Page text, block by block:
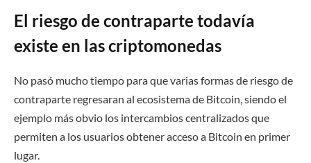
El riesgo de contraparte todavía
existe en las criptomonedas
No pasó mucho tiempo para que varias formas de riesgo de
contraparte regresaran al ecosistema de Bitcoin, siendo el
ejemplo más obvio los intercambios centralizados que
permiten a los usuarios obtener acceso a Bitcoin en primer
lugar.